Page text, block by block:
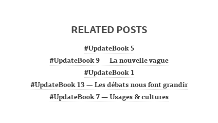
RELATED POSTS
#UpdateBook 5
#UpdateBook 9 — La nouvelle vague
#UpdateBook 1
#UpdateBook 13 — Les débats nous font grandir
#UpdateBook 7 — Usages & cultures